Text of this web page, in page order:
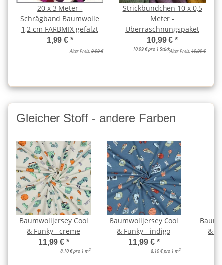
20 x 3 Meter -
Schrägband Baumwolle
1,2 cm FARBMIX gefalzt
1,99 € *
Alter Preis:9,99 €
Strickbündchen 10 x 0,5
Meter -
Überraschnungspaket
10,99 € *
10,99 € pro 1 StückAlter Preis:19,99 €
Gleicher Stoff - andere Farben
Baumwolljersey Cool
& Funky - creme
11,99 € *
8,10 € pro 1 m2
Baumwolljersey Cool
& Funky - indigo
11,99 € *
8,10 € pro 1 m2
&